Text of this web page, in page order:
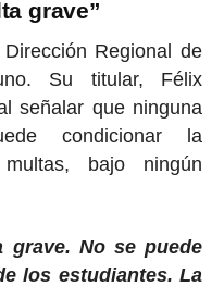
grave”
Regional de
Su titular, Félix
señalar que ninguna
condicionar la
bajo ningún
grave. No se puede
los estudiantes. La